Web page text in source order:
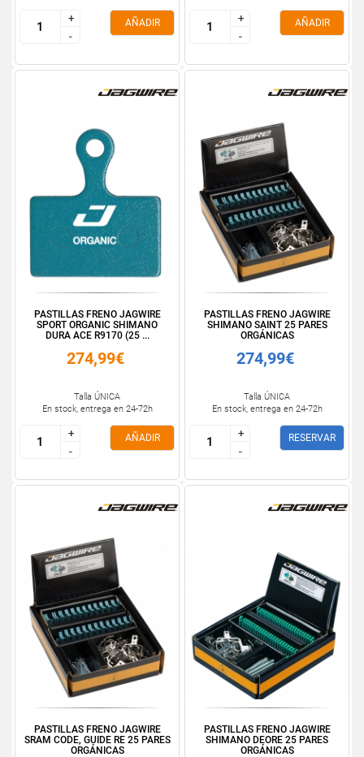
+
-
+
-
AÑADIR
+
-
+
-
AÑADIR
PASTILLAS FRENO JAGWIRE
SPORT ORGANIC SHIMANO
DURA ACE R9170 (25 ...
274,99€
Talla ÚNICA
En stock, entrega en 24-72h
+
-
+
-
AÑADIR
PASTILLAS FRENO JAGWIRE
SHIMANO SAINT 25 PARES
ORGÁNICAS
274,99€
Talla ÚNICA
En stock, entrega en 24-72h
+
-
+
-
RESERVAR
PASTILLAS FRENO JAGWIRE
SRAM CODE, GUIDE RE 25 PARES
ORGÁNICAS
PASTILLAS FRENO JAGWIRE
SHIMANO DEORE 25 PARES
ORGÁNICAS